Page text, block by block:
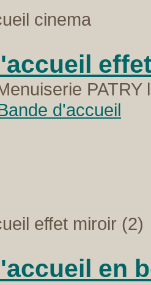
cinema
d'accueil
effet miroir (2)
en